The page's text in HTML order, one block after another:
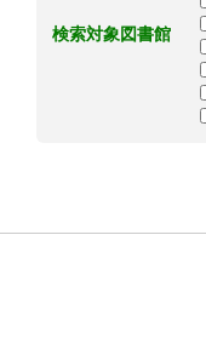
検索対象図書館